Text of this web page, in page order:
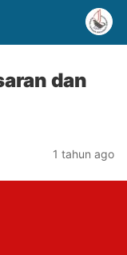
dan
1 tahun ago